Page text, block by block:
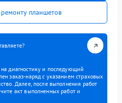
планшетов
диагностику и последующий
заказ-наряд с указанием страховых
Далее, после выполнения работ
акт выполненных работ и